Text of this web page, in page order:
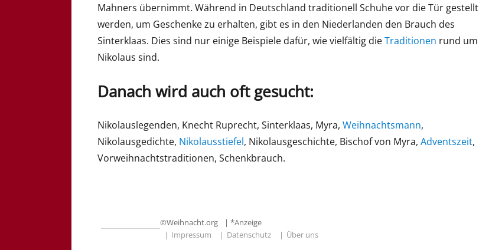
Mahners übernimmt. Während in Deutschland traditionell Schuhe vor die Tür gestellt
werden, um Geschenke zu erhalten, gibt es in den Niederlanden den Brauch des
Sinterklaas. Dies sind nur einige Beispiele dafür, wie vielfältig dieTraditionen rund um
Nikolaus sind.
Danach wird auch oft gesucht:
Nikolauslegenden, Knecht Ruprecht, Sinterklaas, Myra,Weihnachtsmann,
Nikolausgedichte, Nikolausstiefel, Nikolausgeschichte, Bischof von Myra,Adventszeit,
Vorweihnachtstraditionen, Schenkbrauch.
©Weihnacht.org
| *Anzeige
Impressum
Datenschutz Über uns